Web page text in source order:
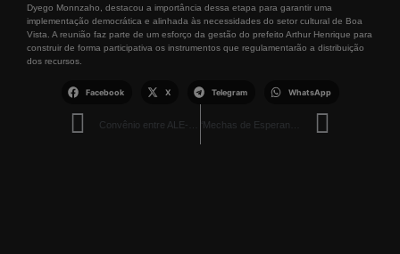
Dyego Monnzaho, destacou a importância dessa etapa para garantir uma
implementação democrática e alinhada às necessidades do setor cultural de Boa
Vista. A reunião faz parte de um esforço da gestão do prefeito Arthur Henrique para
construir de forma participativa os instrumentos que regulamentarão a distribuição
dos recursos.
Facebook X Telegram WhatsApp